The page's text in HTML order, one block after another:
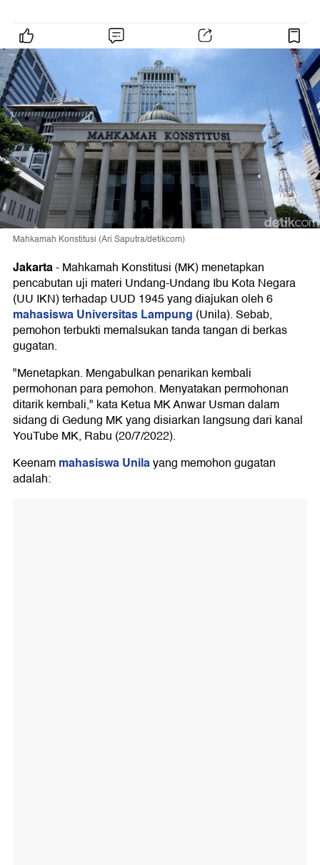
Mahkamah Konstitusi (Ari Saputra/detikcom)
Jakarta-Mahkamah Konstitusi (MK) menetapkan
pencabutan uji materi Undang-Undang Ibu Kota Negara
(UU IKN) terhadap UUD 1945 yang diajukan oleh 6
mahasiswa Universitas Lampung (Unila). Sebab,
pemohon terbukti memalsukan tanda tangan di berkas
gugatan.
"Menetapkan. Mengabulkan penarikan kembali
permohonan para pemohon. Menyatakan permohonan
ditarik kembali," kata Ketua MK Anwar Usman dalam
sidang di Gedung MK yang disiarkan langsung dari kanal
YouTube MK, Rabu (20/7/2022).
Keenammahasiswa Unilayang memohon gugatan
adalah: